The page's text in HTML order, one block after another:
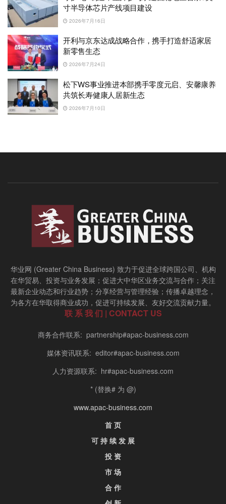
寸半导体芯片产线项目建设
2026年7月16日
开利与京东达成战略合作，携手打造舒适家居
新零售生态
2026年7月24日
松下WS事业推进本部携手零度元启、安馨康养
共筑长寿健康人居新生态
2026年7月10日
华业网 (Greater China Business) 致力于促进全球跨国公司、机构
在华贸易、投资与业务发展；促进大中华区业务交流与合作；关注
最新企业动态和行业趋势；分享经营与管理经验；传播卓越理念，
为各方在华取得商业成功，促进可持续发展、友好交流贡献力量。
联 系 我 们 | CONTACT US
商务合作联系: partnership#apac-business.com
媒体资讯联系: editor#apac-business.com
人力资源联系: hr#apac-business.com
* (替换# 为 @)
www.apac-business.com
首 页
可 持 续 发 展
投 资
市 场
合 作